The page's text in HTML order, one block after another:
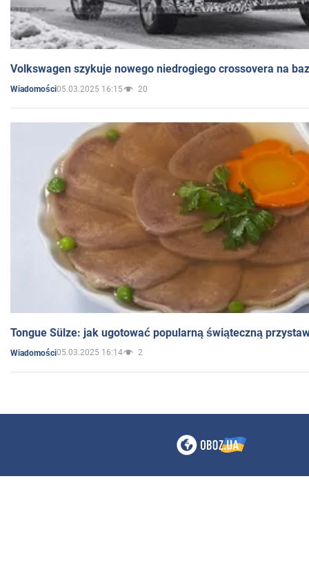
Volkswagen szykuje nowego niedrogiego crossovera na
Wiadomości05.03.2025 16:15 20
Tongue Sülze: jak ugotować popularną świąteczną
Wiadomości05.03.2025 16:14 2